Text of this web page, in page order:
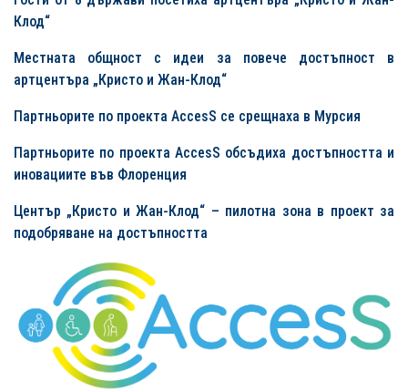
Клод“
Местната общност с идеи за повече достъпност в
артцентъра „Кристо и Жан-Клод“
Партньорите по проекта AccesS се срещнаха в Мурсия
Партньорите по проекта AccesS обсъдиха достъпността и
иновациите във Флоренция
Център „Кристо и Жан-Клод“ – пилотна зона в проект за
подобряване на достъпността